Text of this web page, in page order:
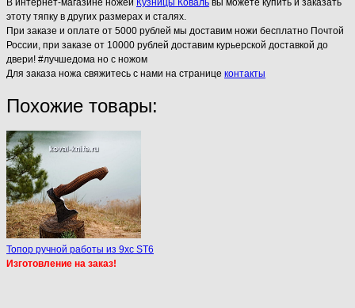
этоту тяпку в других размерах и сталях.
При заказе и оплате от 5000 рублей мы доставим ножи бесплатно Почтой
России, при заказе от 10000 рублей доставим курьерской доставкой до
двери! #лучшедома но с ножом
Для заказа ножа свяжитесь с нами на странице контакты
Похожие товары:
Топор ручной работы из 9хс ST6
Изготовление на заказ!